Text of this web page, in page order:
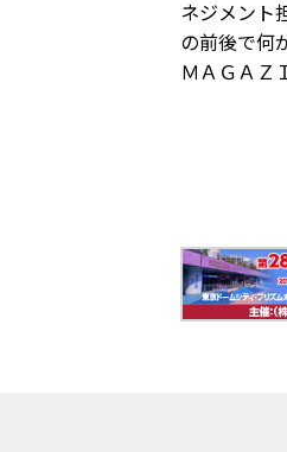
ネジメント
の前後で何
ＭＡＧＡＺ